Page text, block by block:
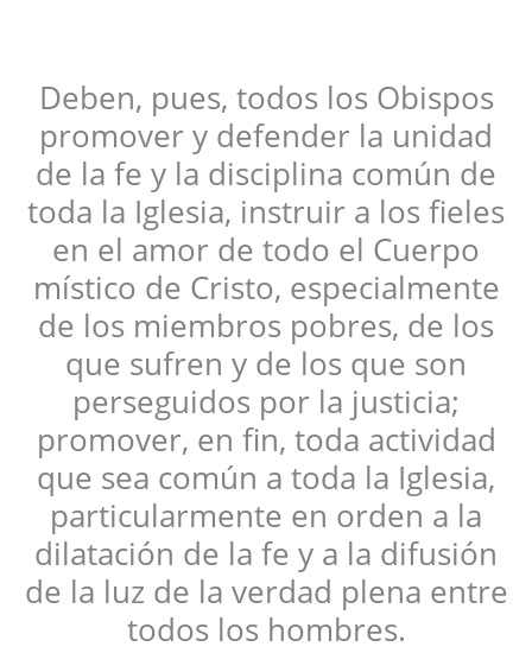
Deben, pues, todos los Obispos
promover y defender la unidad
de la fe y la disciplina común de
toda la Iglesia, instruir a los fieles
en el amor de todo el Cuerpo
místico de Cristo, especialmente
de los miembros pobres, de los
que sufren y de los que son
perseguidos por la justicia;
promover, en fin, toda actividad
que sea común a toda la Iglesia,
particularmente en orden a la
dilatación de la fe y a la difusión
de la luz de la verdad plena entre
todos los hombres.